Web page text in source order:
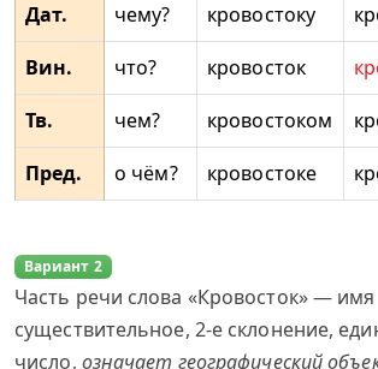
Дат.
чему? кровостоку
Вин.
что? кровосток
Тв.
чем? кровостоком
Пред.
о чём? кровостоке
Вариант 2
Часть речи слова «Кровосток» — имя
существительное, 2-е склонение,
число, означает географический